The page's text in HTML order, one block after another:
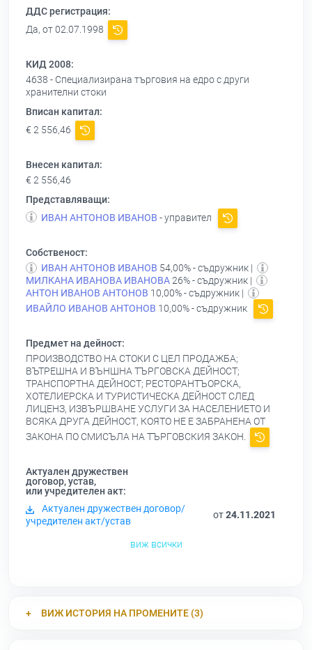
ДДС регистрация:
Да, от 02.07.1998
КИД 2008:
4638 - Специализирана търговия на едро с други
хранителни стоки
Вписан капитал:
€ 2 556,46
Внесен капитал:
€ 2 556,46
Представляващи:
ИВАН АНТОНОВ ИВАНОВ - управител
Собственост:
ИВАН АНТОНОВ ИВАНОВ 54,00% - съдружник |
МИЛКАНА ИВАНОВА ИВАНОВА26% - съдружник |
АНТОН ИВАНОВ АНТОНОВ 10,00% - съдружник |
ИВАЙЛО ИВАНОВ АНТОНОВ 10,00% - съдружник
Предмет на дейност:
ПРОИЗВОДСТВО НА СТОКИ С ЦЕЛ ПРОДАЖБА;
ВЪТРЕШНА И ВЪНШНА ТЪРГОВСКА ДЕЙНОСТ;
ТРАНСПОРТНА ДЕЙНОСТ; РЕСТОРАНТЪОРСКА,
ХОТЕЛИЕРСКА И ТУРИСТИЧЕСКА ДЕЙНОСТ СЛЕД
ЛИЦЕНЗ, ИЗВЪРШВАНЕ УСЛУГИ ЗА НАСЕЛЕНИЕТО И
ВСЯКА ДРУГА ДЕЙНОСТ, КОЯТО НЕ Е ЗАБРАНЕНА ОТ
ЗАКОНА ПО СМИСЪЛА НА ТЪРГОВСКИЯ ЗАКОН.
Актуален дружествен
договор, устав,
или учредителен акт:
Актуален дружествен договор/
учредителен акт/устав
от24.11.2021
виж всички
ВИЖ ИСТОРИЯ НА ПРОМЕНИТЕ (3)